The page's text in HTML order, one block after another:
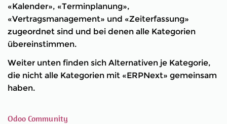
«Kalender», «Terminplanung»,
«Vertragsmanagement» und «Zeiterfassung»
zugeordnet sind und bei denen alle Kategorien
übereinstimmen.
Weiter unten finden sich Alternativen je Kategorie,
die nicht alle Kategorien mit «ERPNext» gemeinsam
haben.
Odoo Community